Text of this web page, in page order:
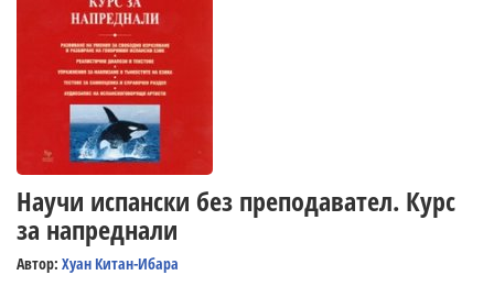
Научи испански без преподавател. Курс
за напреднали
Автор: Хуан Китан-Ибара